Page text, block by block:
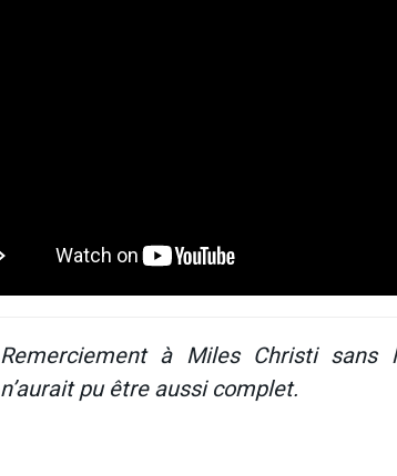
Remerciement à Miles Christi sans
n’aurait pu être aussi complet.